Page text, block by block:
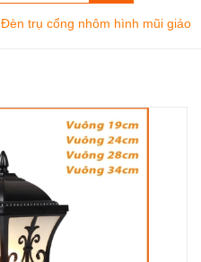
Đèn trụ cổng nhôm hình mũi giáo